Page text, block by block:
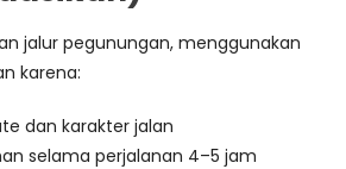
jalur pegunungan, menggunakan
karena:
dan karakter jalan
selama perjalanan 4–5 jam